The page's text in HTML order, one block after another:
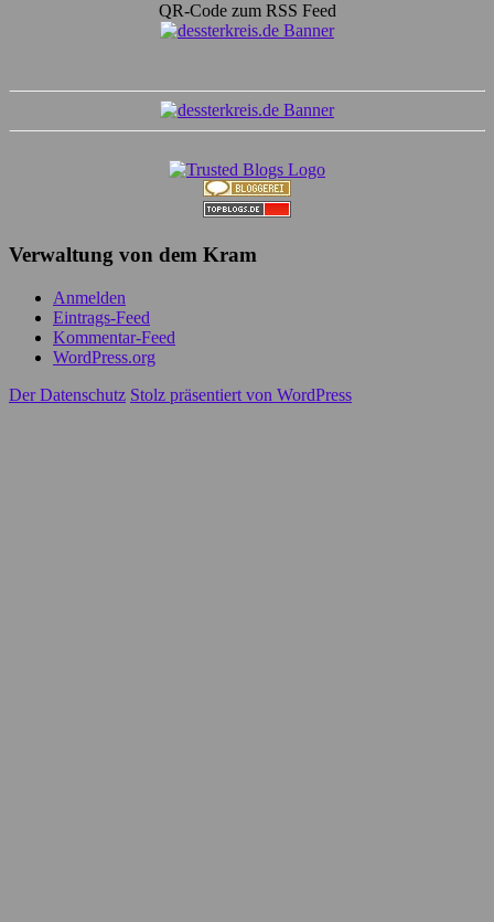
QR-Code zum RSS Feed
Verwaltung von dem Kram
Anmelden
Eintrags-Feed
Kommentar-Feed
WordPress.org
Der Datenschutz Stolz präsentiert von WordPress